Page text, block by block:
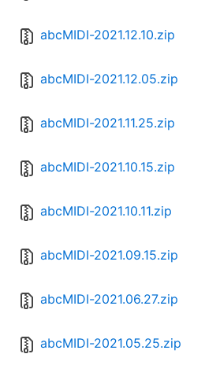
abcMIDI-2021.12.10.zip
abcMIDI-2021.12.05.zip
abcMIDI-2021.11.25.zip
abcMIDI-2021.10.15.zip
abcMIDI-2021.10.11.zip
abcMIDI-2021.09.15.zip
abcMIDI-2021.06.27.zip
abcMIDI-2021.05.25.zip